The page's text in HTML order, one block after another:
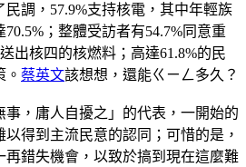
調，57.9%支持核電，其中年輕族
；整體受訪者有54.7%同意重
出核四的核燃料；高達61.8%的民
蔡英文該想想，還能ㄍㄧㄥ多久？
，庸人自擾之」的代表，一開始的
得到主流民意的認同；可惜的是，
再錯失機會，以致於搞到現在這麼難